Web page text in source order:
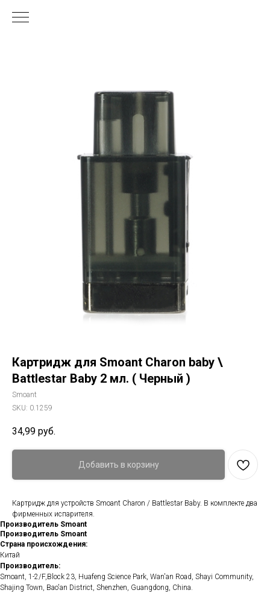
Картридж для Smoant Charon baby \
Battlestar Baby 2 мл. ( Черный )
Smoant
SKU: 0.1259
34,99 руб.
Добавить в корзину
Картридж для устройств Smoant Charon / Battlestar Baby. В комплекте два
фирменных испарителя.
Производитель Smoant
Производитель Smoant
Страна происхождения:
Китай
Производитель:
Smoant, 1-2/F,Block 23, Huafeng Science Park, Wan'an Road, Shayi Community,
Shajing Town, Bao'an District, Shenzhen, Guangdong, China.